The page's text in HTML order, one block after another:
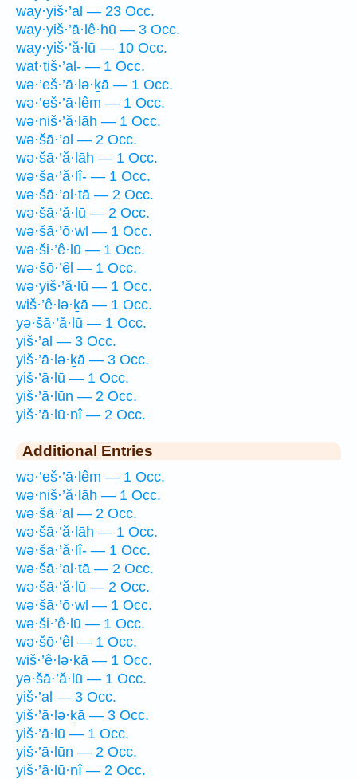
way·yiš·’al — 23 Occ.
way·yiš·’ā·lê·hū — 3 Occ.
way·yiš·’ă·lū — 10 Occ.
wat·tiš·’al- — 1 Occ.
wə·’eš·’ā·lə·ḵā — 1 Occ.
wə·’eš·’ā·lêm — 1 Occ.
wə·niš·’ă·lāh — 1 Occ.
wə·šā·’al — 2 Occ.
wə·šā·’ă·lāh — 1 Occ.
wə·ša·’ă·lî- — 1 Occ.
wə·šā·’al·tā — 2 Occ.
wə·šā·’ă·lū — 2 Occ.
wə·šā·’ō·wl — 1 Occ.
wə·ši·’ê·lū — 1 Occ.
wə·šō·’êl — 1 Occ.
wə·yiš·’ă·lū — 1 Occ.
wiš·’ê·lə·ḵā — 1 Occ.
yə·šā·’ă·lū — 1 Occ.
yiš·’al — 3 Occ.
yiš·’ā·lə·ḵā — 3 Occ.
yiš·’ā·lū — 1 Occ.
yiš·’ā·lūn — 2 Occ.
yiš·’ā·lū·nî — 2 Occ.
Additional Entries
wə·’eš·’ā·lêm — 1 Occ.
wə·niš·’ă·lāh — 1 Occ.
wə·šā·’al — 2 Occ.
wə·šā·’ă·lāh — 1 Occ.
wə·ša·’ă·lî- — 1 Occ.
wə·šā·’al·tā — 2 Occ.
wə·šā·’ă·lū — 2 Occ.
wə·šā·’ō·wl — 1 Occ.
wə·ši·’ê·lū — 1 Occ.
wə·šō·’êl — 1 Occ.
wiš·’ê·lə·ḵā — 1 Occ.
yə·šā·’ă·lū — 1 Occ.
yiš·’al — 3 Occ.
yiš·’ā·lə·ḵā — 3 Occ.
yiš·’ā·lū — 1 Occ.
yiš·’ā·lūn — 2 Occ.
yiš·’ā·lū·nî — 2 Occ.